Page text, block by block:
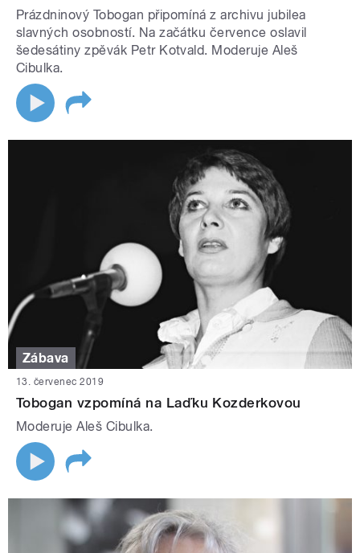
Prázdninový Tobogan připomíná z archivu jubilea
slavných osobností. Na začátku července oslavil
šedesátiny zpěvák Petr Kotvald. Moderuje Aleš
Cibulka.
Zábava
13. červenec 2019
Tobogan vzpomíná na Laďku Kozderkovou
Moderuje Aleš Cibulka.